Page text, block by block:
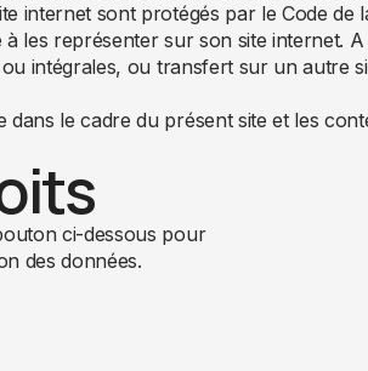
internet sont protégés par le Code
les représenter sur son site
intégrales, ou transfert sur un
le cadre du présent site et les
ci-dessous pour
des données.